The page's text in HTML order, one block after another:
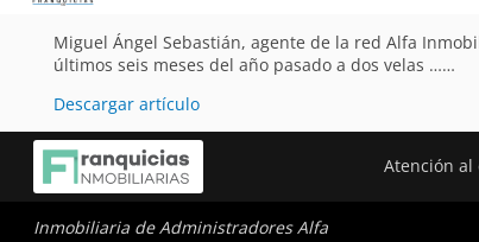
Miguel Ángel Sebastián, agente de la red Alfa
últimos seis meses del año pasado a dos velas ……
Descargar artículo
Atención al
Inmobiliaria de Administradores Alfa